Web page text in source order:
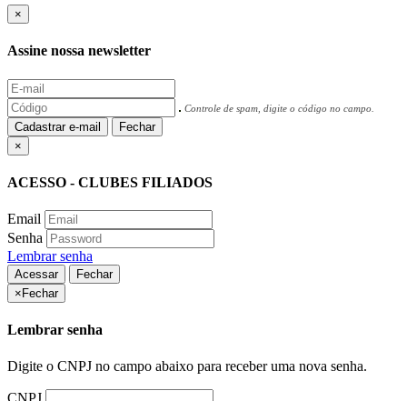
×
Assine nossa newsletter
Controle de spam, digite o código no campo.
Cadastrar e-mail
Fechar
×
ACESSO - CLUBES FILIADOS
Email
Senha
Lembrar senha
Acessar
Fechar
× Fechar
Lembrar senha
Digite o CNPJ no campo abaixo para receber uma nova senha.
CNPJ